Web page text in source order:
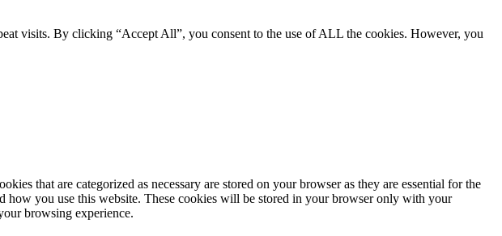
visits. By clicking “Accept All”, you consent to the use of ALL the cookies. However, you
that are categorized as necessary are stored on your browser as they are essential for the
how you use this website. These cookies will be stored in your browser only with your
browsing experience.